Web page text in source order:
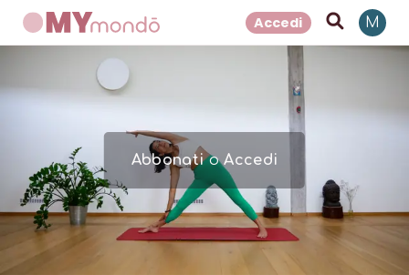
Accedi M
AbbonatioAccedi